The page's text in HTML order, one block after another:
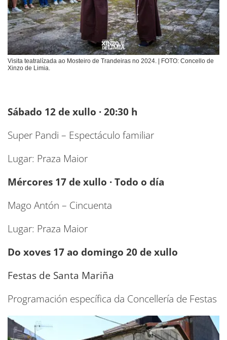
Visita teatralízada ao Mosteiro de Trandeiras no 2024. | FOTO: Concello de
Xinzo de Limia.
Sábado 12 de xullo · 20:30 h
Super Pandi – Espectáculo familiar
Lugar: Praza Maior
Mércores 17 de xullo · Todo o día
Mago Antón – Cincuenta
Lugar: Praza Maior
Do xoves 17 ao domingo 20 de xullo
Festas de Santa Mariña
Programación específica da Concellería de Festas